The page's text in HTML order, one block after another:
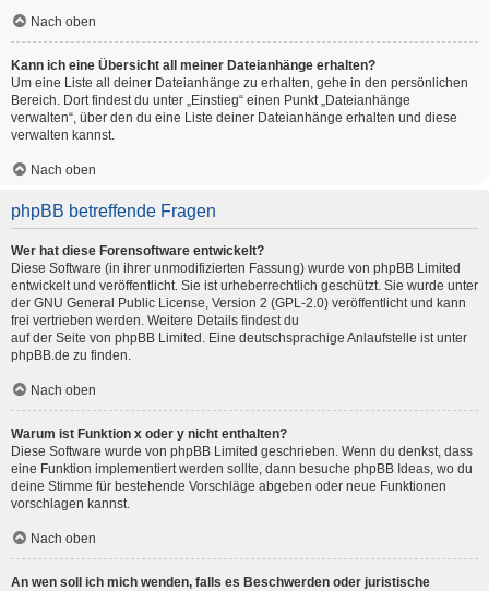
Nach oben
Kann ich eine Übersicht all meiner Dateianhänge erhalten?
Um eine Liste all deiner Dateianhänge zu erhalten, gehe in den persönlichen
Bereich. Dort findest du unter „Einstieg“ einen Punkt „Dateianhänge
verwalten“, über den du eine Liste deiner Dateianhänge erhalten und diese
verwalten kannst.
Nach oben
phpBB betreffende Fragen
Wer hat diese Forensoftware entwickelt?
Diese Software (in ihrer unmodifizierten Fassung) wurde von phpBB Limited
entwickelt und veröffentlicht. Sie ist urheberrechtlich geschützt. Sie wurde unter
der GNU General Public License, Version 2 (GPL-2.0) veröffentlicht und kann
frei vertrieben werden. Weitere Details findest du
auf der Seite von phpBB Limited . Eine deutschsprachige Anlaufstelle ist unter
phpBB.de zu finden.
Nach oben
Warum ist Funktion x oder y nicht enthalten?
Diese Software wurde von phpBB Limited geschrieben. Wenn du denkst, dass
eine Funktion implementiert werden sollte, dann besuche phpBB Ideas, wo du
deine Stimme für bestehende Vorschläge abgeben oder neue Funktionen
vorschlagen kannst.
Nach oben
An wen soll ich mich wenden, falls es Beschwerden oder juristische